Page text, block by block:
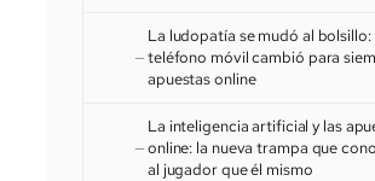
La ludopatía se mudó al bolsillo:
teléfono móvil cambió para
apuestas online
La inteligencia artificial y las
online: la nueva trampa que
al jugador que él mismo